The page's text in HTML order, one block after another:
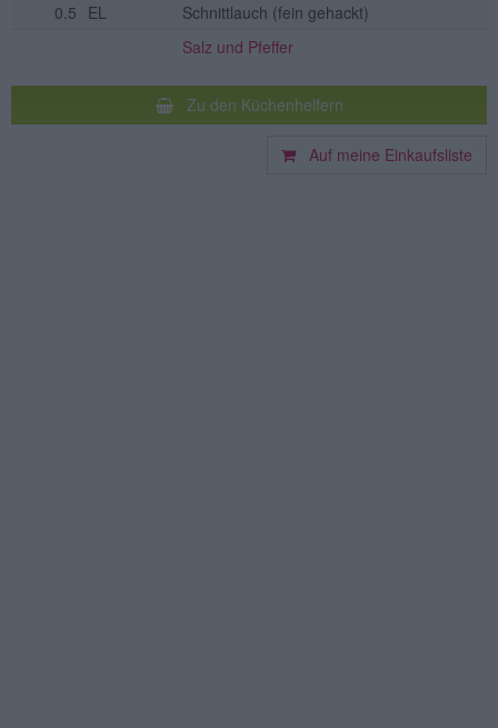
0.5 EL Schnittlauch (fein gehackt)
Salz und Pfeffer
Zu den Küchenhelfern
Auf meine Einkaufsliste